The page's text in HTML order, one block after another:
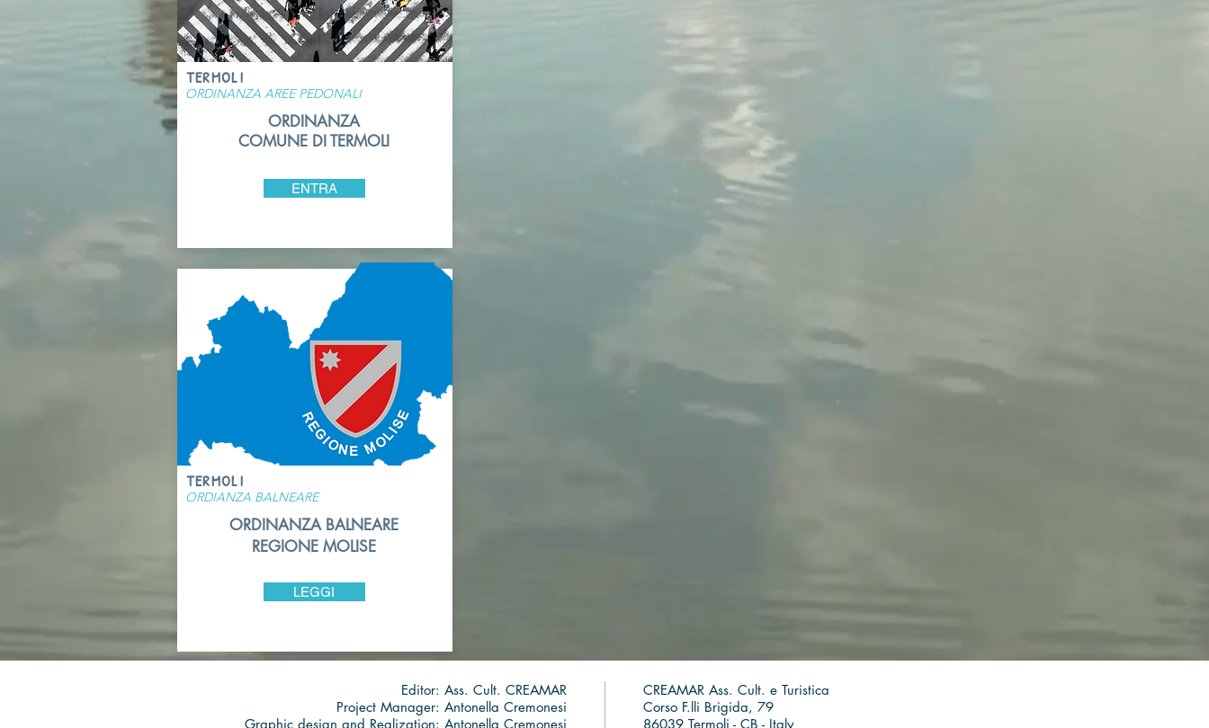
TERMOLI
ORDINANZA AREE PEDONALI
ORDINANZA
COMUNE DI TERMOLI
ENTRA
TERMOLI
ORDIANZA BALNEARE
ORDINANZA BALNEARE
REGIONE MOLISE
LEGGI
Editor: Ass. Cult. CREAMAR
Project Manager: Antonella Cremonesi
Graphic design and Realization: Antonella Cremonesi
CREAMAR Ass. Cult. e Turistica
Corso F.lli Brigida, 79
86039 Termoli - CB - Italy